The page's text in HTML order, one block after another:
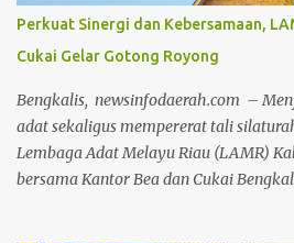
termasuk Kapolres Inhu AKBP Fahrian
Ade Agus Hartanto dan unsur
tokoh masyarakat yang turut hadir
Fahrian menyampaikan bahwa
seremoni, tetapi bentuk nyata dari
Perkuat Sinergi dan Kebersamaan,
Cukai Gelar Gotong Royong
Bengkalis, newsinfodaerah.com –
adat sekaligus mempererat tali
Lembaga Adat Melayu Riau (LAMR)
bersama Kantor Bea dan Cukai